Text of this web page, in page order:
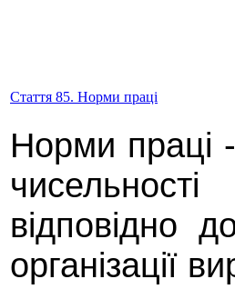
Стаття 85. Норми праці
Норми праці
відповідно
організації